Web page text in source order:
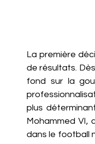
La première
de résultats.
fond sur la
plus
Mohammed VI,
dans le football